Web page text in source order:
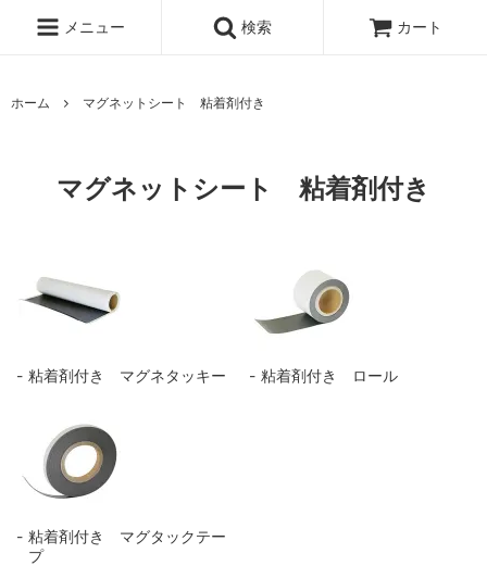
メニュー 検索 カート
ホーム マグネットシート 粘着剤付き
マグネットシート 粘着剤付き
粘着剤付き マグネタッキー 粘着剤付き ロール
粘着剤付き マグタックテー
プ